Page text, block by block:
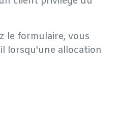
le formulaire, vous
lorsqu'une allocation